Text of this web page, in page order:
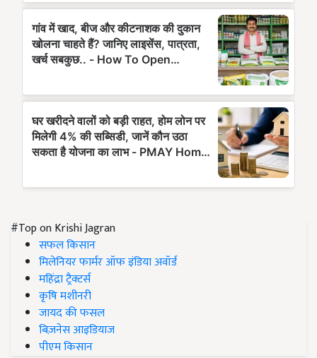
#Top on Krishi Jagran
सफल किसान
मिलेनियर फार्मर ऑफ इंडिया अवॉर्ड
महिंद्रा ट्रैक्टर्स
कृषि मशीनरी
जायद की फसल
बिज़नेस आइडियाज
पीएम किसान